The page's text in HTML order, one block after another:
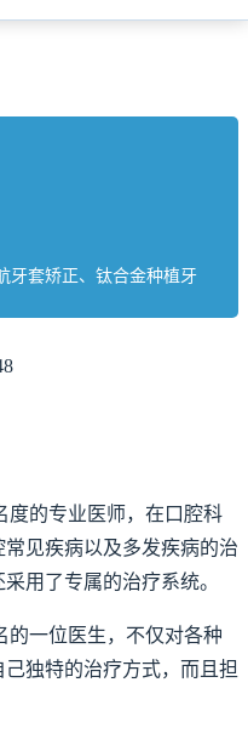
牙套矫正、钛合金种植牙
度的专业医师，在口腔科
见疾病以及多发疾病的治
用了专属的治疗系统。
的一位医生，不仅对各种
独特的治疗方式，而且担